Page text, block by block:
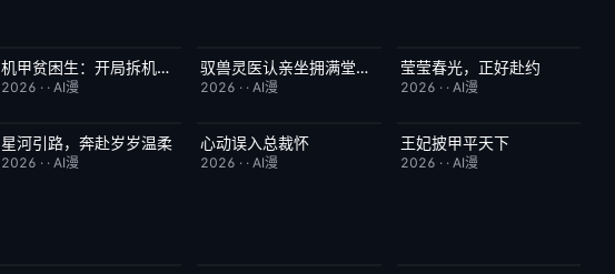
完结 1.0机甲贫困生：开局拆机甲梭哈成神
2026 · · AI漫
完结 1.0驭兽灵医认亲坐拥满堂偏爱
2026 · ·AI漫
完结
莹莹春光，正好赴约
2026 · · AI漫
完结 9.0
星河引路，奔赴岁岁温柔
2026 · · AI漫
完结
心动误入总裁怀
2026 · ·AI漫
完结
王妃披甲平天下
2026 · · AI漫